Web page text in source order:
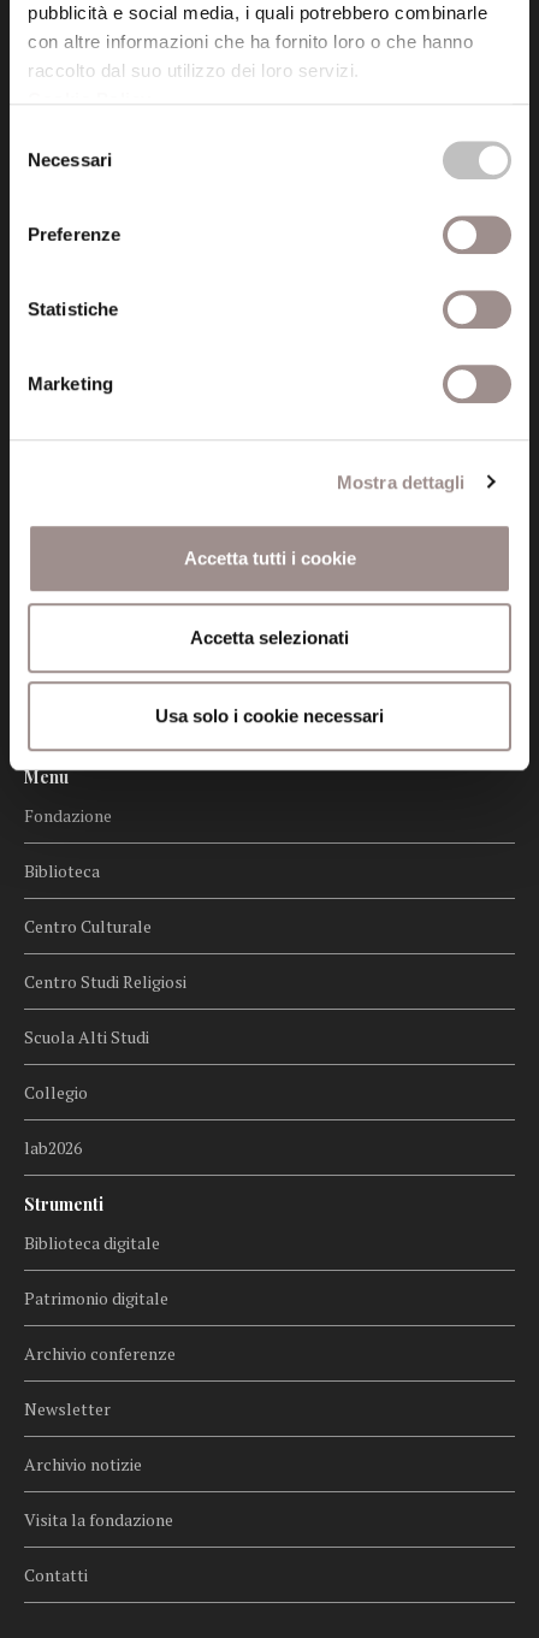
pubblicità e social media, i quali potrebbero combinarle
con altre informazioni che ha fornito loro o che hanno
raccolto dal suo utilizzo dei loro servizi.
delNecessari
Preferenze
Statistiche
Marketing
Mostra dettagli
Accetta tutti i cookie
Accetta selezionati
Usa solo i cookie necessari
tel. 059.421211
info@fondazionesancarlo.it
fondazionecollegiosancarlo@legalmail.it
Amministrazione trasparente
Privacy
Credits
Menu
Fondazione
Biblioteca
Centro Culturale
Centro Studi Religiosi
Scuola Alti Studi
Collegio
lab2026
Strumenti
Biblioteca digitale
Patrimonio digitale
Archivio conferenze
Newsletter
Archivio notizie
Visita la fondazione
Contatti